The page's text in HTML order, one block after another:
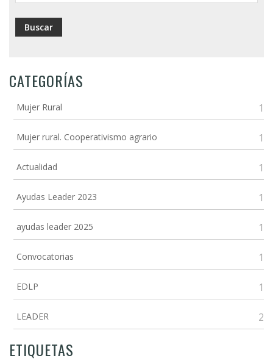
CATEGORÍAS
Mujer Rural 1
Mujer rural. Cooperativismo agrario 1
Actualidad 1
Ayudas Leader 2023 1
ayudas leader 2025 1
Convocatorias 1
EDLP 1
LEADER 2
ETIQUETAS